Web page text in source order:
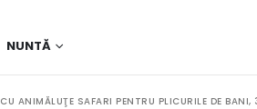
NUNTĂ
CU ANIMĂLUŢE SAFARI PENTRU PLICURILE DE